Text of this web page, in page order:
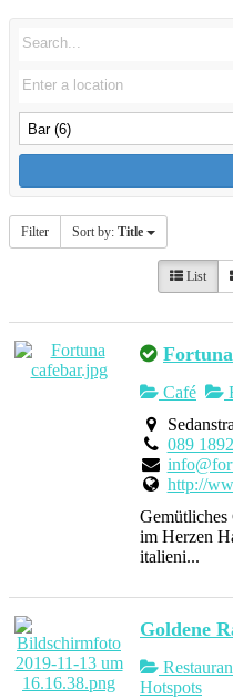
Filter Sort by: Title
List
Café
089
http://
Gemütliches
im Herzen
italieni...
Goldene
Hotspots